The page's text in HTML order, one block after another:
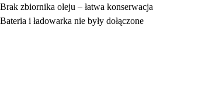
Brak zbiornika oleju – łatwa konserwacja
Bateria i ładowarka nie były dołączone